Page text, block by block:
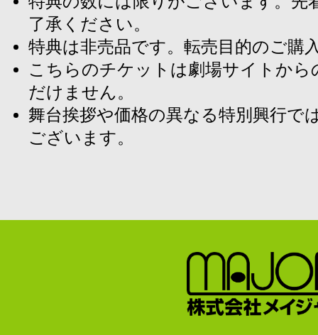
了承ください。
特典は非売品です。転売目的のご購
こちらのチケットは劇場サイトか
だけません。
舞台挨拶や価格の異なる特別興行で
ございます。